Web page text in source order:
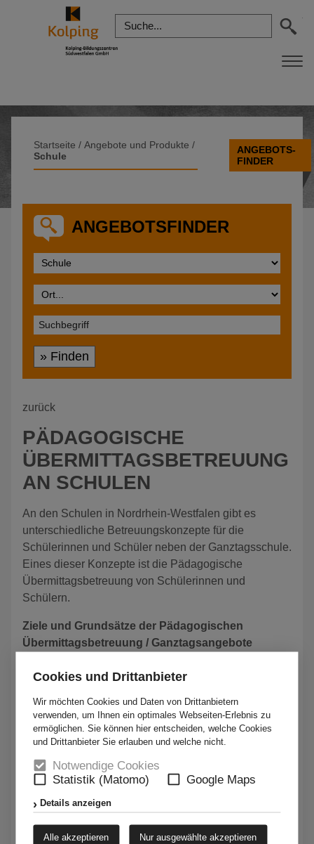
Cookies und Drittanbieter
Wir möchten Cookies und Daten von Drittanbietern
verwenden, um Ihnen ein optimales Webseiten-Erlebnis zu
ermöglichen. Sie können hier entscheiden, welche Cookies
und Drittanbieter Sie erlauben und welche nicht.
Notwendige Cookies
Statistik (Matomo)
Google Maps
Details anzeigen
Alle akzeptieren Nur ausgewählte akzeptieren
Startseite / Angebote und Produkte /
Schule
ANGEBOTS-
FINDER
ANGEBOTSFINDER
» Finden
zurück
PÄDAGOGISCHE
ÜBERMITTAGSBETREUUNG
AN SCHULEN
An den Schulen in Nordrhein-Westfalen gibt es
unterschiedliche Betreuungskonzepte für die
Schülerinnen und Schüler neben der Ganztagsschule.
Eines dieser Konzepte ist die Pädagogische
Übermittagsbetreuung von Schülerinnen und
Schülern.
Ziele und Grundsätze der Pädagogischen
Übermittagsbetreuung / Ganztagsangebote
Weiterbildung v. 31.07.2008 (ABl. NRW. S. 403)*
Mit dem Programm "Geld oder Stelle" stellt das Land
den Schulen Lehrerstellenanteile und/oder Barmittel
zur pädagogischen Betreuung und Aufsicht in der
Sekundarstufe I mit Nachmittagsunterricht sowie auch
für ergänzende Arbeitsgemeinschaften, Bewegungs-,
Kultur- und Förderangebote im Rahmen von
Ganztags- und Betreuungsangeboten zur Verfügung.